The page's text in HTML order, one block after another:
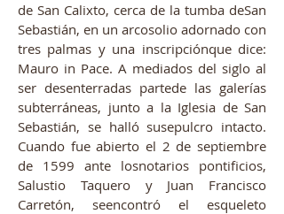
de San Calixto, cerca de la tumba deSan
Sebastián, en un arcosolio adornado con
tres palmas y una inscripciónque dice:
Mauro in Pace. A mediados del siglo al
ser desenterradas partede las galerías
subterráneas, junto a la Iglesia de San
Sebastián, se halló susepulcro intacto.
Cuando fue abierto el 2 de septiembre
de 1599 ante losnotarios pontificios,
Salustio Taquero y Juan Francisco
Carretón, seencontró el esqueleto